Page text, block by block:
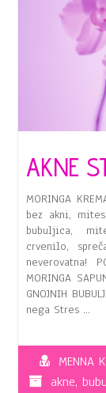
AKNE
MORINGA
bez akni,
bubuljica,
crvenilo,
neverovatna!
MORINGA
GNOJNIH
nega Stres …
MENNA
akne,